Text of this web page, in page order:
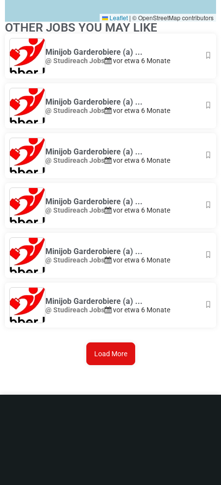
Leaflet | © OpenStreetMap contributors
OTHER JOBS YOU MAY LIKE
Minijob Garderobiere (a) ...
@ Studireach Jobs vor etwa 6 Monate
Minijob Garderobiere (a) ...
@ Studireach Jobs vor etwa 6 Monate
Minijob Garderobiere (a) ...
@ Studireach Jobs vor etwa 6 Monate
Minijob Garderobiere (a) ...
@ Studireach Jobs vor etwa 6 Monate
Minijob Garderobiere (a) ...
@ Studireach Jobs vor etwa 6 Monate
Minijob Garderobiere (a) ...
@ Studireach Jobs vor etwa 6 Monate
Load More